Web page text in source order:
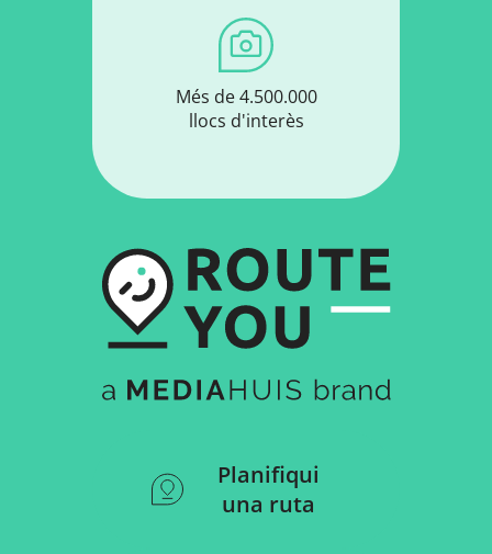
Més de 4.500.000
llocs d'interès
Planifiqui
una ruta